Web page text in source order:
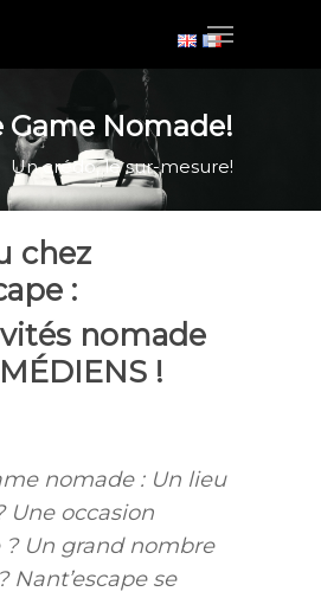
Game Nomade!
Un crédo, le sur-mesure!
chez
:
nomade
!
nomade : Un lieu
Une occasion
Un grand nombre
Nant’escape se